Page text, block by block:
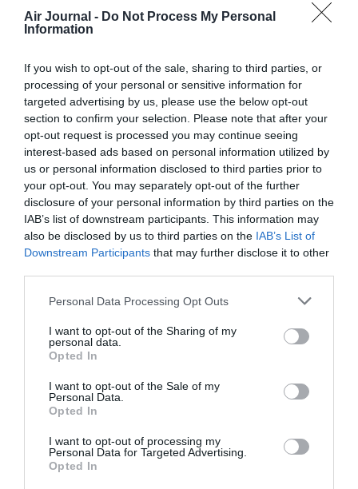
Air Journal - Do Not Process My Personal
Information
If you wish to opt-out of the sale, sharing to third parties, or
processing of your personal or sensitive information for
targeted advertising by us, please use the below opt-out
section to confirm your selection. Please note that after your
opt-out request is processed you may continue seeing
interest-based ads based on personal information utilized by
us or personal information disclosed to third parties prior to
your opt-out. You may separately opt-out of the further
disclosure of your personal information by third parties on the
IAB’s list of downstream participants. This information may
also be disclosed by us to third parties on the IAB’s List of
Downstream Participants that may further disclose it to other
Personal Data Processing Opt Outs
I want to opt-out of the Sharing of my
personal data.
Opted In
I want to opt-out of the Sale of my
Personal Data.
Opted In
I want to opt-out of processing my
Personal Data for Targeted Advertising.
Opted In
RÉPONDRE
Mango a commenté :
8 janvier 2014 - 17 h
07 min
@ BONNEPOM, CHAMI74 et OLINADEAU
Parfaitement d’accorda avec vous.
LAISSER UN COMMENTAIRE
FAIRE UN DON
développement !
NOUS SOUTENIR